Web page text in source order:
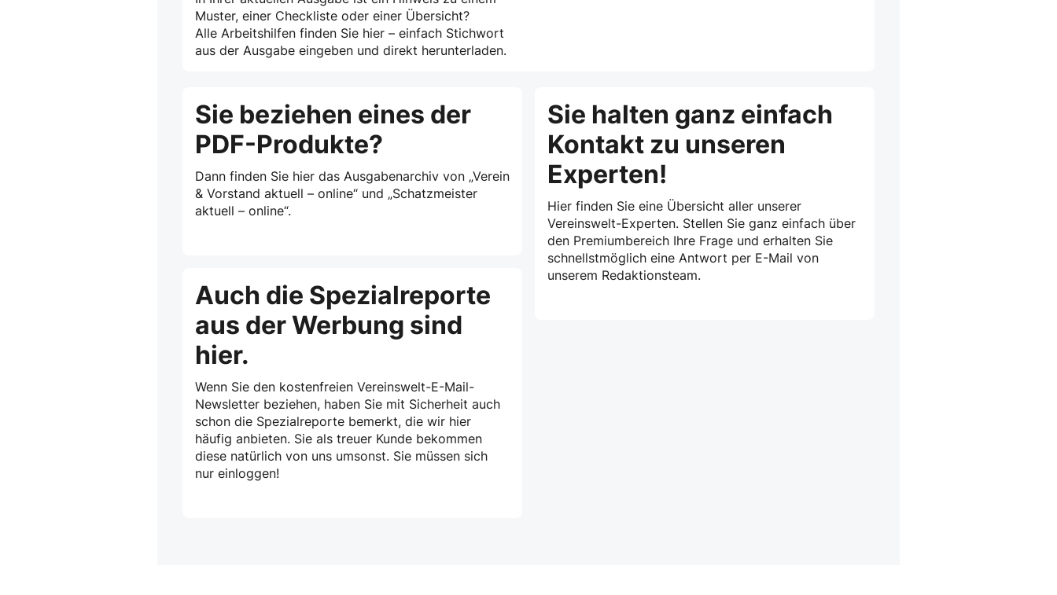
Muster, einer Checkliste oder einer Übersicht?
Alle Arbeitshilfen finden Sie hier – einfach Stichwort
aus der Ausgabe eingeben und direkt herunterladen.
Sie beziehen eines der
PDF-Produkte?
Dann finden Sie hier das Ausgabenarchiv von „Verein
& Vorstand aktuell – online“ und „Schatzmeister
aktuell – online“.
Auch die Spezialreporte
aus der Werbung sind
hier.
Wenn Sie den kostenfreien Vereinswelt-E-Mail-
Newsletter beziehen, haben Sie mit Sicherheit auch
schon die Spezialreporte bemerkt, die wir hier
häufig anbieten. Sie als treuer Kunde bekommen
diese natürlich von uns umsonst. Sie müssen sich
nur einloggen!
Sie halten ganz einfach
Kontakt zu unseren
Experten!
Hier finden Sie eine Übersicht aller unserer
Vereinswelt-Experten. Stellen Sie ganz einfach über
den Premiumbereich Ihre Frage und erhalten Sie
schnellstmöglich eine Antwort per E-Mail von
unserem Redaktionsteam.